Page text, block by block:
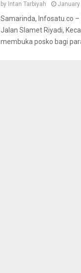
by Intan Tarbiyah January
Samarinda, Infosatu.co –
Jalan Slamet Riyadi,
membuka posko bagi